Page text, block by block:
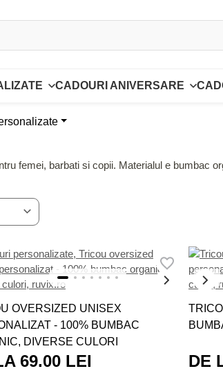
CADOURI ANIVERSARE
femei, barbati si copii. Materialul e bumbac
OVERSIZED UNISEX
- 100% BUMBAC
DIVERSE CULORI
69.00 LEI
NOU
DE